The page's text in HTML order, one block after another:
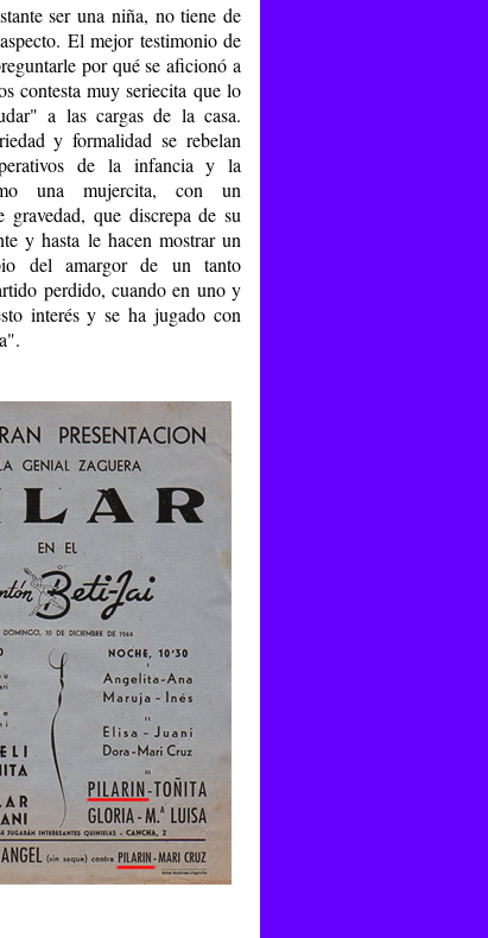
ser una niña, no tiene de
El mejor testimonio de
por qué se aficionó a
contesta muy seriecita que lo
a las cargas de la casa.
y formalidad se rebelan
de la infancia y la
una mujercita, con un
gravedad, que discrepa de su
y hasta le hacen mostrar un
del amargor de un tanto
perdido, cuando en uno y
interés y se ha jugado con